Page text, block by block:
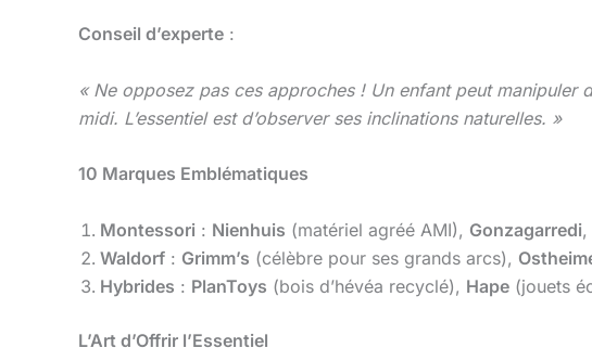
Conseil d’experte :
« Ne opposez pas ces approches ! Un enfant peut manipuler
midi. L’essentiel est d’observer ses inclinations naturelles. »
10 Marques Emblématiques
Montessori : Nienhuis (matériel agréé AMI), Gonzagarredi,
Waldorf : Grimm’s (célèbre pour ses grands arcs),
Hybrides : PlanToys (bois d’hévéa recyclé), Hape (jouets
L’Art d’Offrir l’Essentiel